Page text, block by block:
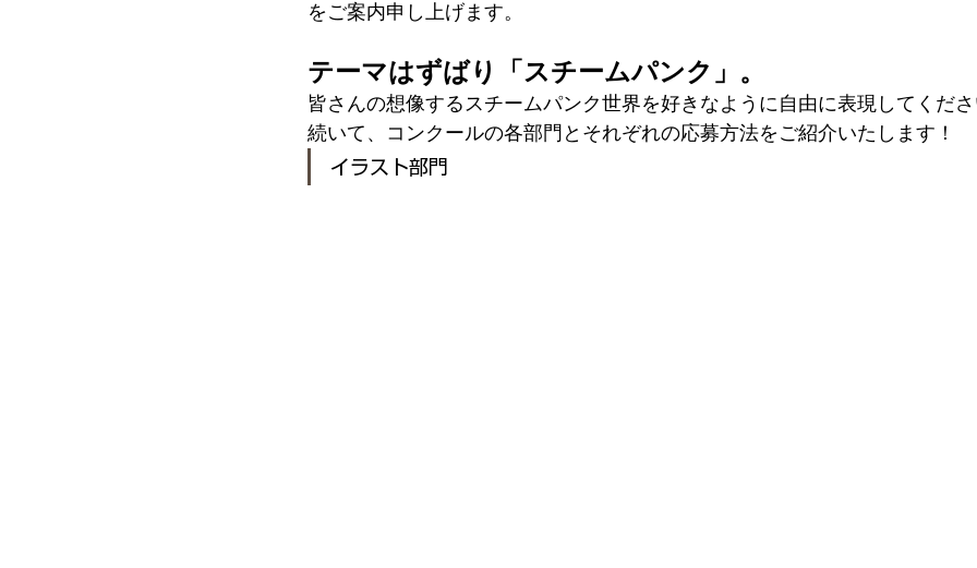
をご案内申し上げます。
テーマはずばり「スチームパンク」。
皆さんの想像するスチームパンク世界を好きなように自由に表現してくだ
続いて、コンクールの各部門とそれぞれの応募方法をご紹介いたします！
イラスト部門